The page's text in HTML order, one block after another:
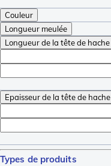
Couleur
Longueur meulée
Longueur de la tête de hache
Epaisseur de la tête de hache
Types de produits